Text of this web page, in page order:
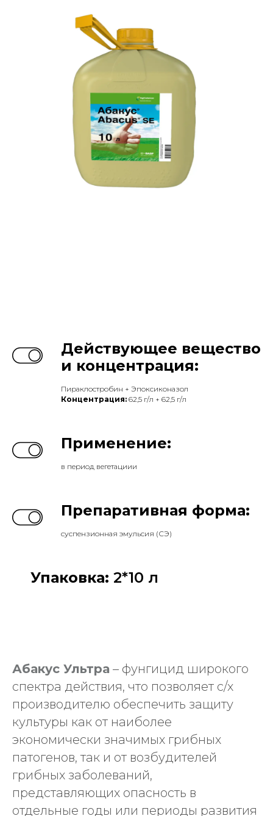
Действующее вещество
и концентрация:
Пираклостробин + Эпоксиконазол
Концентрация: 62,5 г/л + 62,5 г/л
Применение:
в период вегетациии
Препаративная форма:
суспензионная эмульсия (СЭ)
Упаковка: 2*10 л
Абакус Ультра – фунгицид широкого
спектра действия, что позволяет с/х
производителю обеспечить защиту
культуры как от наиболее
экономически значимых грибных
патогенов, так и от возбудителей
грибных заболеваний,
представляющих опасность в
отдельные годы или периоды развития